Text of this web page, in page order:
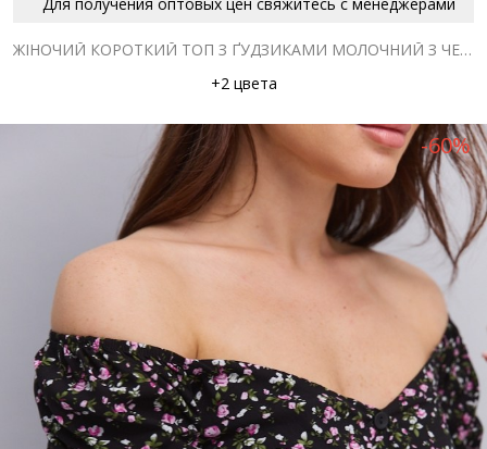
Для получения оптовых цен свяжитесь с менеджерами
ЖІНОЧИЙ КОРОТКИЙ ТОП З ҐУДЗИКАМИ МОЛОЧНИЙ З ЧЕРВОНИМ КВІТКОВИМ ВІЗЕРУНКОМ
+2 цвета
-60%